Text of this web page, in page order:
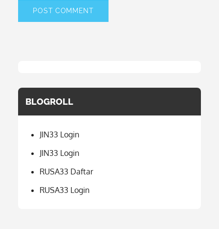
BLOGROLL
JIN33 Login
JIN33 Login
RUSA33 Daftar
RUSA33 Login